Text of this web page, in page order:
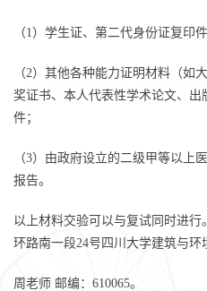
（1）学生证、第二代身份证复印件
（2）其他各种能力证明材料（如
奖证书、本人代表性学术论文、
件；
（3）由政府设立的二级甲等以上
报告。
以上材料交验可以与复试同时进
环路南一段24号四川大学建筑与环
周老师 邮编：610065。